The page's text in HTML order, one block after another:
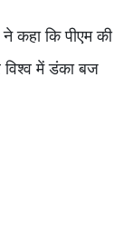
कहा कि पीएम की
विश्व में डंका बज